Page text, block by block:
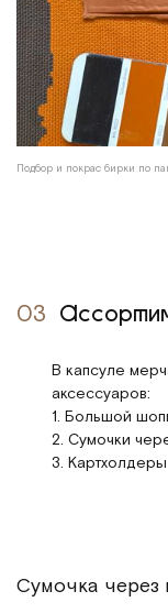
Подбор и покрас бирки по
03
В капсуле
аксессуаров:
1. Большой
2. Сумочки
3. Картхолдеры
Сумочка через